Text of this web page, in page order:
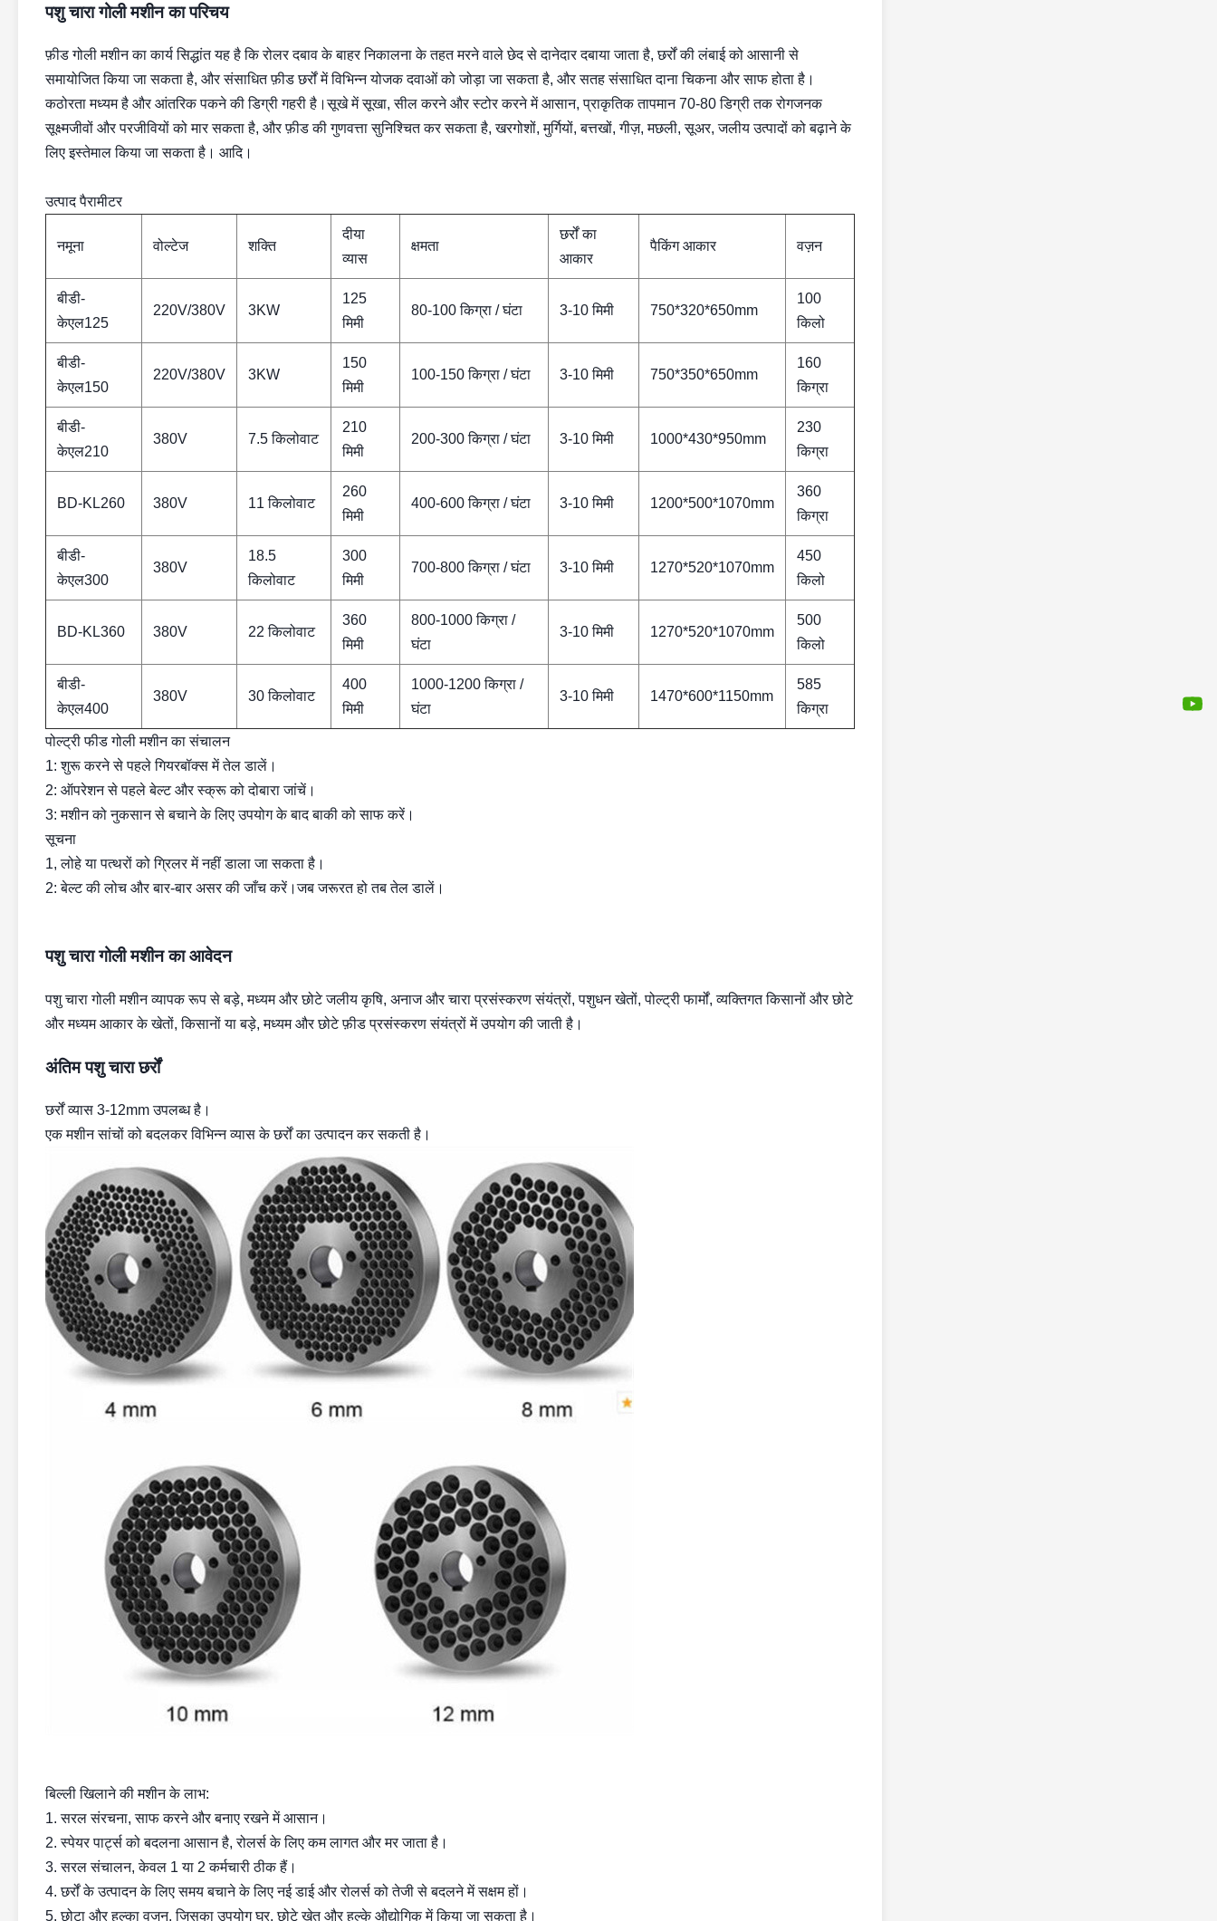
पशु चारा गोली मशीन का परिचय
फ़ीड गोली मशीन का कार्य सिद्धांत यह है कि रोलर दबाव के बाहर निकालना के तहत मरने वाले छेद से दानेदार दबाया जाता है, छर्रों की लंबाई को आसानी से
समायोजित किया जा सकता है, और संसाधित फ़ीड छर्रों में विभिन्न योजक दवाओं को जोड़ा जा सकता है, और सतह संसाधित दाना चिकना और साफ होता है।
कठोरता मध्यम है और आंतरिक पकने की डिग्री गहरी है।सूखे में सूखा, सील करने और स्टोर करने में आसान, प्राकृतिक तापमान 70-80 डिग्री तक रोगजनक
सूक्ष्मजीवों और परजीवियों को मार सकता है, और फ़ीड की गुणवत्ता सुनिश्चित कर सकता है, खरगोशों, मुर्गियों, बत्तखों, गीज़, मछली, सूअर, जलीय उत्पादों को बढ़ाने के
लिए इस्तेमाल किया जा सकता है। आदि।
उत्पाद पैरामीटर
नमूना वोल्टेज शक्ति
दीया
व्यास
क्षमता
छर्रों का
आकार
पैकिंग आकार वज़न
बीडी-
केएल125
220V/380V 3KW
125
मिमी
80-100 किग्रा / घंटा 3-10 मिमी 750*320*650mm
100
किलो
बीडी-
केएल150
220V/380V 3KW
150
मिमी
100-150 किग्रा / घंटा 3-10 मिमी 750*350*650mm
160
किग्रा
बीडी-
केएल210
380V 7.5 किलोवाट
210
मिमी
200-300 किग्रा / घंटा 3-10 मिमी 1000*430*950mm
230
किग्रा
BD-KL260 380V 11 किलोवाट
260
मिमी
400-600 किग्रा / घंटा 3-10 मिमी 1200*500*1070mm
360
किग्रा
बीडी-
केएल300
380V
18.5
किलोवाट
300
मिमी
700-800 किग्रा / घंटा 3-10 मिमी 1270*520*1070mm
450
किलो
BD-KL360 380V 22 किलोवाट
360
मिमी
800-1000 किग्रा /
घंटा
3-10 मिमी 1270*520*1070mm
500
किलो
बीडी-
केएल400
380V 30 किलोवाट
400
मिमी
1000-1200 किग्रा /
घंटा
3-10 मिमी 1470*600*1150mm
585
किग्रा
पोल्ट्री फीड गोली मशीन का संचालन
1: शुरू करने से पहले गियरबॉक्स में तेल डालें।
2: ऑपरेशन से पहले बेल्ट और स्क्रू को दोबारा जांचें।
3: मशीन को नुकसान से बचाने के लिए उपयोग के बाद बाकी को साफ करें।
सूचना
1, लोहे या पत्थरों को ग्रिलर में नहीं डाला जा सकता है।
2: बेल्ट की लोच और बार-बार असर की जाँच करें।जब जरूरत हो तब तेल डालें।
पशु चारा गोली मशीन का आवेदन
पशु चारा गोली मशीन व्यापक रूप से बड़े, मध्यम और छोटे जलीय कृषि, अनाज और चारा प्रसंस्करण संयंत्रों, पशुधन खेतों, पोल्ट्री फार्मों, व्यक्तिगत किसानों और छोटे
और मध्यम आकार के खेतों, किसानों या बड़े, मध्यम और छोटे फ़ीड प्रसंस्करण संयंत्रों में उपयोग की जाती है।
अंतिम पशु चारा छर्रों
छर्रों व्यास 3-12mm उपलब्ध है।
एक मशीन सांचों को बदलकर विभिन्न व्यास के छर्रों का उत्पादन कर सकती है।
बिल्ली खिलाने की मशीन के लाभ:
1. सरल संरचना, साफ करने और बनाए रखने में आसान।
2. स्पेयर पार्ट्स को बदलना आसान है, रोलर्स के लिए कम लागत और मर जाता है।
3. सरल संचालन, केवल 1 या 2 कर्मचारी ठीक हैं।
4. छर्रों के उत्पादन के लिए समय बचाने के लिए नई डाई और रोलर्स को तेजी से बदलने में सक्षम हों।
5. छोटा और हल्का वजन, जिसका उपयोग घर, छोटे खेत और हल्के औद्योगिक में किया जा सकता है।